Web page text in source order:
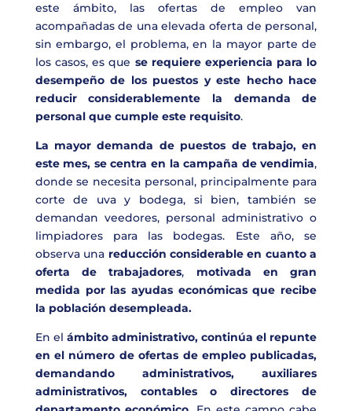
este ámbito, las ofertas de empleo van
acompañadas de una elevada oferta de personal,
sin embargo, el problema, en la mayor parte de
los casos, es que se requiere experiencia para lo
desempeño de los puestos y este hecho hace
reducir considerablemente la demanda de
personal que cumple este requisito.
La mayor demanda de puestos de trabajo, en
este mes, se centra en la campaña de vendimia,
donde se necesita personal, principalmente para
corte de uva y bodega, si bien, también se
demandan veedores, personal administrativo o
limpiadores para las bodegas. Este año, se
observa una reducción considerable en cuanto a
oferta de trabajadores, motivada en gran
medida por las ayudas económicas que recibe
la población desempleada.
En el ámbito administrativo, continúa el repunte
en el número de ofertas de empleo publicadas,
demandando administrativos, auxiliares
administrativos, contables o directores de